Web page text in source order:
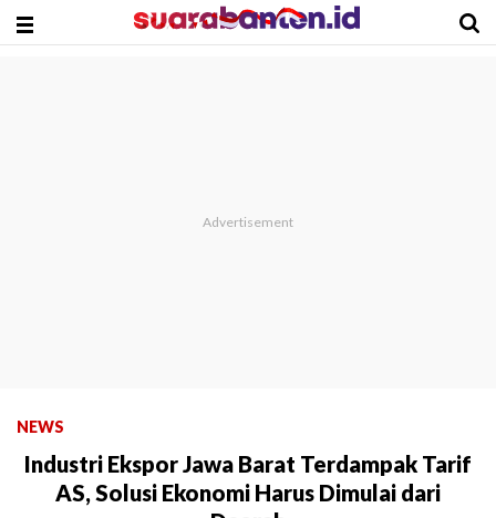
NEWS
Industri Ekspor Jawa Barat Terdampak Tarif
AS, Solusi Ekonomi Harus Dimulai dari